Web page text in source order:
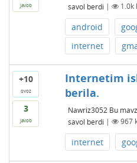
javob savol berdi | 1.0k
android
internet
+10
ovoz
3
javob
Internetim
berila.
Nawriz3052 Bu
savol berdi | 967
internet